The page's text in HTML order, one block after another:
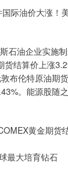
际油价大涨！
石油企业实施
货结算价上涨
布伦特原油期
。能源股随
黄金期货
最大培育钻石